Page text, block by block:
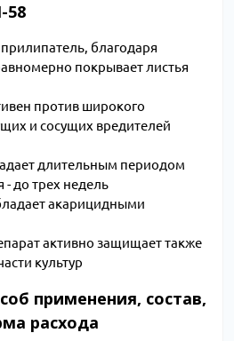
58
благодаря
покрывает листья
против широкого
и сосущих вредителей
длительным периодом
- до трех недель
акарицидными
активно защищает также
культур
применения, состав,
расхода